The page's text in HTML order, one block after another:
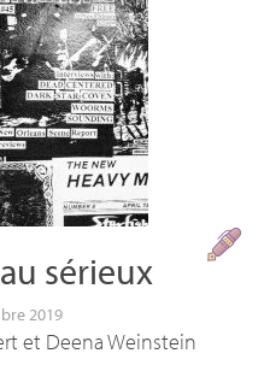
sérieux
2019
et Deena Weinstein